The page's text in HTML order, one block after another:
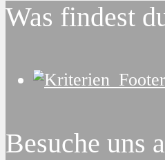
Was findest
Besuche uns